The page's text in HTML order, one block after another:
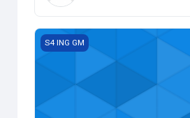
Techniques d'information
S4 ING GM